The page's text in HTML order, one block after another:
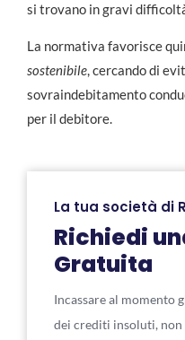
si trovano in gravi
La normativa favorisce
sostenibile, cercando di
sovraindebitamento
per il debitore.
La tua società di
Richiedi
Gratuita
Incassare al momento
dei crediti insoluti, non